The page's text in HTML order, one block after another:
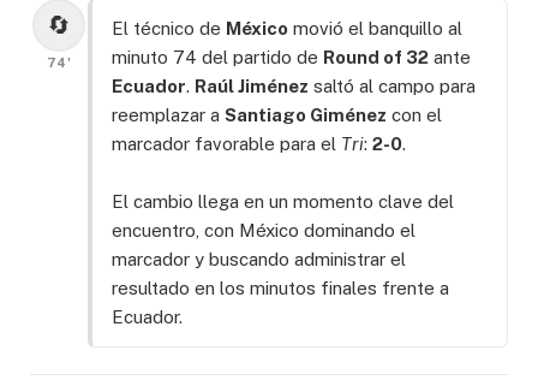
🔄
74'
El técnico de México movió el banquillo al
minuto 74 del partido de Round of 32 ante
Ecuador. Raúl Jiménez saltó al campo para
reemplazar a Santiago Giménez con el
marcador favorable para el Tri: 2-0.
El cambio llega en un momento clave del
encuentro, con México dominando el
marcador y buscando administrar el
resultado en los minutos finales frente a
Ecuador.